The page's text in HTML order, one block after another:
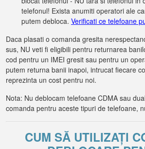
telefonul! Exista anumiti operatori ale
putem debloca. Verificati ce telefoane
Daca plasati o comanda gresita
sus, NU veti fi eligibili pentru returnarea
cod pentru un IMEI gresit sau pentru un
putem returna banii inapoi, intrucat fiecare
reprezinta un cost pentru noi.
Nota: Nu deblocam telefoane CDMA sau
comanda pentru aceste tipuri de telefoane,
CUM SĂ UTILIZAȚI